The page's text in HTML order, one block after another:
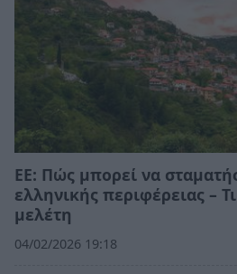
ΕΕ: Πώς μπορεί να
ελληνικής περιφέρειας –
μελέτη
04/02/2026 19:18